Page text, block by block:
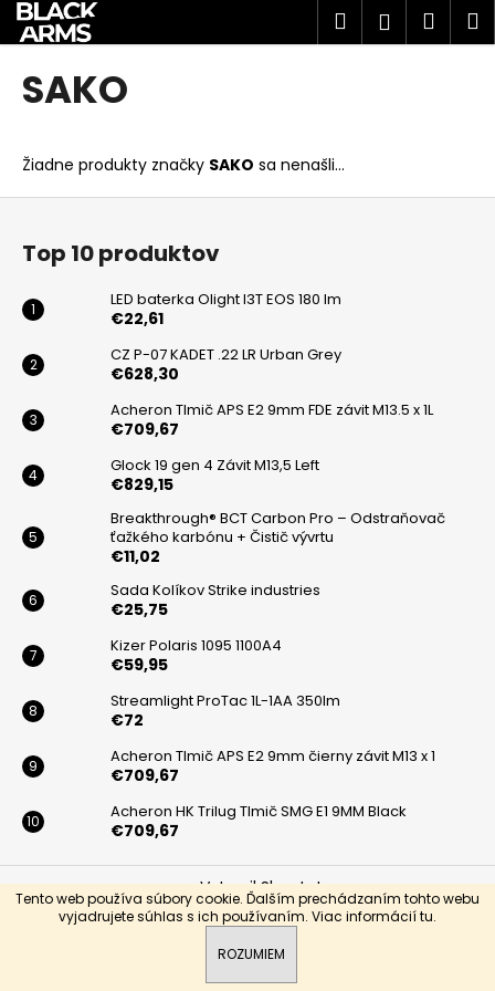
Tento web používa súbory cookie. Ďalším prechádzaním tohto webu
vyjadrujete súhlas s ich používaním. Viac informáciítu.
ROZUMIEM
Prejsť
obsah
Hľadať
SAKO
Žiadne produkty značky SAKO sa nenašli...
o
o
p
o
t
r
e
b
u
j
e
t
e
n
á
j
s
ť
?
HĽADAŤ
d
p
Z
Top 10 produktov
LED baterka Olight I3T EOS 180 lm
€22,61
CZ P-07 KADET .22 LR Urban Grey
€628,30
Acheron Tlmič APS E2 9mm FDE závit M13.5 x 1L
€709,67
Glock 19 gen 4 Závit M13,5 Left
€829,15
Breakthrough® BCT Carbon Pro – Odstraňovač
ťažkého karbónu + Čistič vývrtu
€11,02
Sada Kolíkov Strike industries
€25,75
Kizer Polaris 1095 1100A4
€59,95
Streamlight ProTac 1L-1AA 350lm
€72
Acheron Tlmič APS E2 9mm čierny závit M13 x 1
€709,67
Acheron HK Trilug Tlmič SMG E1 9MM Black
€709,67
Vytvoril Shoptet
Copyright 2026BLACKARMS. Všetky práva vyhradené.